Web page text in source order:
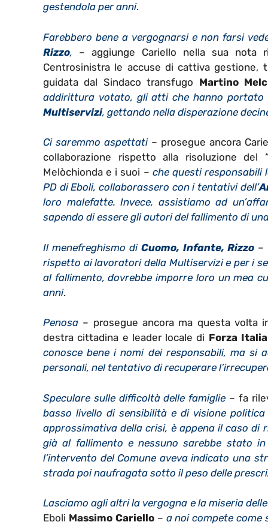
gestendola per anni.
Farebbero bene a vergognarsi e non farsi
Rizzo,
– aggiunge Cariello nella sua
Centrosinistra le accuse di cattiva gestione,
guidata dal Sindaco transfugo Martino
addirittura votato, gli atti che hanno portato
Multiservizi, gettando nella disperazione
Ci saremmo aspettati – prosegue ancora
collaborazione rispetto alla risoluzione
Melòchionda e i suoi – che questi responsabili
PD di Eboli, collaborassero con i tentativi dell’
loro malefatte. Invece, assistiamo ad
sapendo di essere gli autori del fallimento di
Il menefreghismo diCuomo, Infante, Rizzo –
rispetto ai lavoratori della Multiservizi e per i
al fallimento, dovrebbe imporre loro un mea
anni.
Penosa – prosegue ancora ma questa volta
destra cittadina e leader locale di Forza Italia
conosce bene i nomi dei responsabili, ma si
personali, nel tentativo di recuperare
Speculare sulle difficoltà delle famiglie – fa
basso livello di sensibilità e di visione politica
approssimativa della crisi, è appena il caso di
già al fallimento e nessuno sarebbe stato
l’intervento del Comune aveva indicato una
strada poi naufragata sotto il peso delle
Lasciamo agli altri la vergogna e la miseria
Eboli Massimo Cariello– a noi compete come